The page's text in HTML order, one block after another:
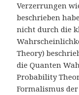
Verzerrungen
beschrieben
nicht durch die
Theory)
die Quanten
Probability
Formalismus